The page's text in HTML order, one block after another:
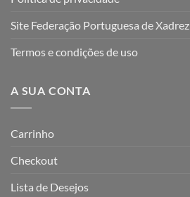
Site Federação Portuguesa de Xadrez
Termos e condições de uso
A SUA CONTA
Carrinho
Checkout
Lista de Desejos